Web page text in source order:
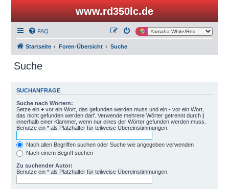
www.rd350lc.de
FAQ
Startseite Foren-Übersicht Suche
Suche
SUCHANFRAGE
Suche nach Wörtern:
Setze ein +vor ein Wort, das gefunden werden muss und ein -vor ein Wort,
das nicht gefunden werden darf. Verwende mehrere Wörter getrennt durch |
innerhalb einer Klammer, wenn nur eines der Wörter gefunden werden muss.
Benutze ein * als Platzhalter für teilweise Übereinstimmungen.
Nach allen Begriffen suchen oder Suche wie angegeben verwenden
Nach einem Begriff suchen
Zu suchender Autor:
Benutze ein * als Platzhalter für teilweise Übereinstimmungen.